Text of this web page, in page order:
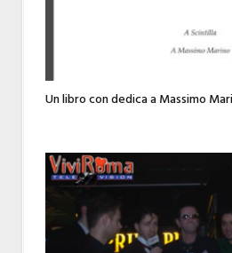
Un libro con dedica a Massimo